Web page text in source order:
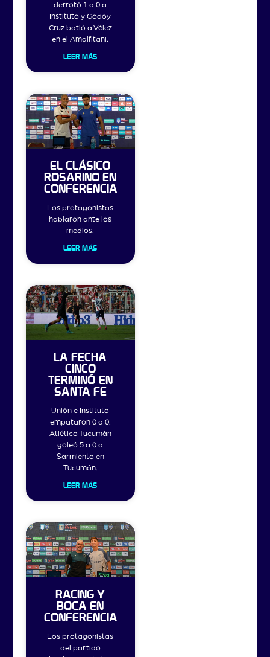
derrotó 1 a 0 a
Instituto y Godoy
Cruz batió a Vélez
en el Amalfitani.
LEER MÁS
EL CLÁSICO
ROSARINO EN
CONFERENCIA
Los protagonistas
hablaron ante los
medios.
LEER MÁS
LA FECHA
CINCO
TERMINÓ EN
SANTA FE
Unión e Instituto
empataron 0 a 0.
Atlético Tucumán
goleó 5 a 0 a
Sarmiento en
Tucumán.
LEER MÁS
RACING Y
BOCA EN
CONFERENCIA
Los protagonistas
del partido